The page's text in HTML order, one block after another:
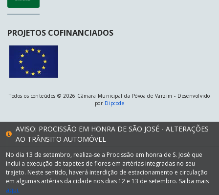
PROJETOS COFINANCIADOS
Todos os conteúdos © 2026 Câmara Municipal da Póvoa de Varzim - Desenvolvido
por Dipcode
AVISO: PROCISSÃO EM HONRA DE SÃO JOSÉ - ALTERAÇÕES
AO TRÂNSITO AUTOMÓVEL
No dia 13 de setembro, realiza-se a Procissão em honra de S. José que
inclui a execução de tapetes de flores em artérias integradas no seu
trajeto. Neste sentido, haverá interdição de estacionamento e circulação
em algumas artérias da cidade nos dias 12 e 13 de setembro. Saiba mais
aqui.